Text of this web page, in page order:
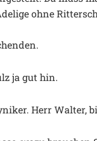
ohne
ja gut hin.
Herr Walter,